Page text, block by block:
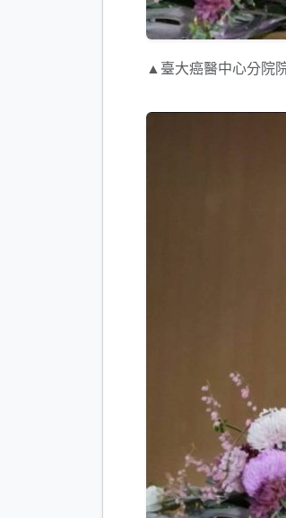
▲臺大癌醫中心分院